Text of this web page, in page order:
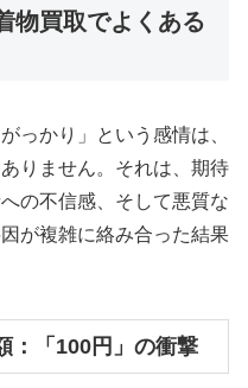
物買取でよくある
っかり」という感情は、
りません。それは、期待
の不信感、そして悪質な
が複雑に絡み合った結果
：「100円」の衝撃